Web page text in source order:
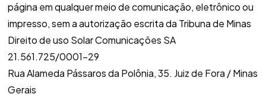
página em qualquer meio de comunicação, eletrônico ou
impresso, sem a autorização escrita da Tribuna de Minas
Direito de uso Solar Comunicações SA
21.561.725/0001-29
Rua Alameda Pássaros da Polônia, 35. Juiz de Fora / Minas
Gerais